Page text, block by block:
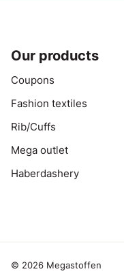
Our products
Coupons
Fashion textiles
Rib/Cuffs
Mega outlet
Haberdashery
© 2026 Megastoffen